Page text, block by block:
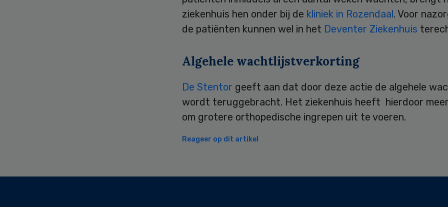
ziekenhuis hen onder bij de kliniek in Rozendaal. Voor
de patiënten kunnen wel in het Deventer Ziekenhuis
Algehele wachtlijstverkorting
De Stentor geeft aan dat door deze actie de algehele
wordt teruggebracht. Het ziekenhuis heeft hierdoor
om grotere orthopedische ingrepen uit te voeren.
Reageer op dit artikel